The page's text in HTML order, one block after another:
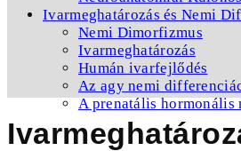
Ivarmeghatározás és Nemi
Nemi Dimorfizmus
Ivarmeghatározás
Humán ivarfejlődés
Az agy nemi
A prenatális